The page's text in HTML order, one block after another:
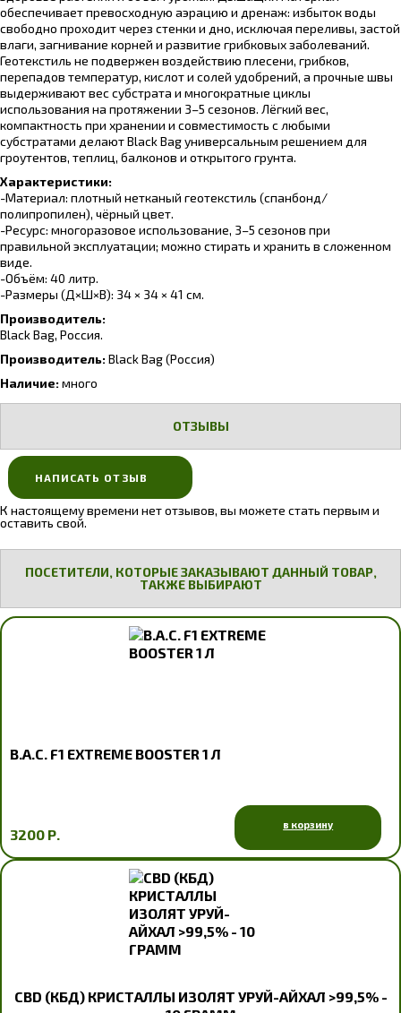
обеспечивает превосходную аэрацию и дренаж: избыток воды
свободно проходит через стенки и дно, исключая переливы, застой
влаги, загнивание корней и развитие грибковых заболеваний.
Геотекстиль не подвержен воздействию плесени, грибков,
перепадов температур, кислот и солей удобрений, а прочные швы
выдерживают вес субстрата и многократные циклы
использования на протяжении 3–5 сезонов. Лёгкий вес,
компактность при хранении и совместимость с любыми
субстратами делают Black Bag универсальным решением для
гроутентов, теплиц, балконов и открытого грунта.
Характеристики:
-Материал: плотный нетканый геотекстиль (спанбонд/
полипропилен), чёрный цвет.
-Ресурс: многоразовое использование, 3–5 сезонов при
правильной эксплуатации; можно стирать и хранить в сложенном
виде.
-Объём: 40 литр.
-Размеры (Д×Ш×В): 34 × 34 × 41 см.
Производитель:
Black Bag, Россия.
Производитель:Black Bag(Россия)
Наличие:много
ОТЗЫВЫ
НАПИСАТЬ ОТЗЫВ
К настоящему времени нет отзывов, вы можете стать первым и
оставить свой.
ПОСЕТИТЕЛИ, КОТОРЫЕ ЗАКАЗЫВАЮТ ДАННЫЙ ТОВАР,
ТАКЖЕ ВЫБИРАЮТ
B.A.C. F1 EXTREME BOOSTER 1 Л
3200 Р.
в корзину
CBD (КБД) КРИСТАЛЛЫ ИЗОЛЯТ УРУЙ-АЙХАЛ >99,5% -